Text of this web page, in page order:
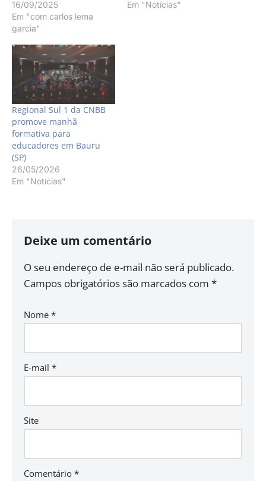
16/09/2025
Em "com carlos lema
garcia"
Em "Notícias"
Regional Sul 1 da CNBB
promove manhã
formativa para
educadores em Bauru
(SP)
26/05/2026
Em "Notícias"
Deixe um comentário
O seu endereço de e-mail não será publicado.
Campos obrigatórios são marcados com *
Nome *
E-mail *
Site
Comentário *